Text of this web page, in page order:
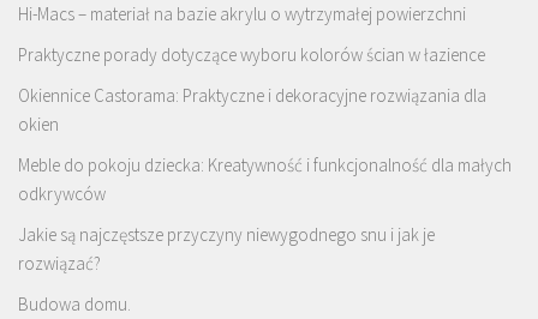
Hi-Macs – materiał na bazie akrylu o wytrzymałej powierzchni
Praktyczne porady dotyczące wyboru kolorów ścian w łazience
Okiennice Castorama: Praktyczne i dekoracyjne rozwiązania dla
okien
Meble do pokoju dziecka: Kreatywność i funkcjonalność dla małych
odkrywców
Jakie są najczęstsze przyczyny niewygodnego snu i jak je
rozwiązać?
Budowa domu.